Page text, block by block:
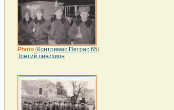
Photo (Контримас Пятрас 65)
Третий дивизион